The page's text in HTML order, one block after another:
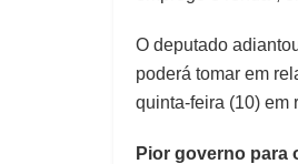
O deputado
poderá tomar em
quinta-feira (10) em
Pior governo para